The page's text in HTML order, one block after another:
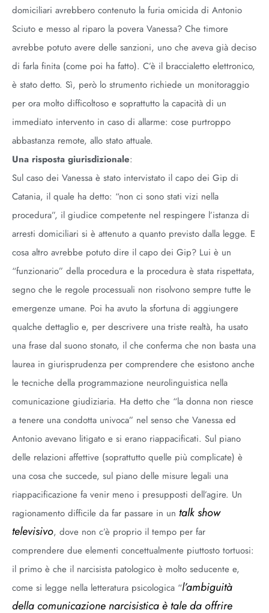
domiciliari avrebbero contenuto la furia omicida di Antonio
Sciuto e messo al riparo la povera Vanessa? Che timore
avrebbe potuto avere delle sanzioni, uno che aveva già deciso
di farla finita (come poi ha fatto). C’è il braccialetto elettronico,
è stato detto. Sì, però lo strumento richiede un monitoraggio
per ora molto difficoltoso e soprattutto la capacità di un
immediato intervento in caso di allarme: cose purtroppo
abbastanza remote, allo stato attuale.
Una risposta giurisdizionale:
Sul caso dei Vanessa è stato intervistato il capo dei Gip di
Catania, il quale ha detto: “non ci sono stati vizi nella
procedura”, il giudice competente nel respingere l’istanza di
arresti domiciliari si è attenuto a quanto previsto dalla legge. E
cosa altro avrebbe potuto dire il capo dei Gip? Lui è un
“funzionario” della procedura e la procedura è stata rispettata,
segno che le regole processuali non risolvono sempre tutte le
emergenze umane. Poi ha avuto la sfortuna di aggiungere
qualche dettaglio e, per descrivere una triste realtà, ha usato
una frase dal suono stonato, il che conferma che non basta una
laurea in giurisprudenza per comprendere che esistono anche
le tecniche della programmazione neurolinguistica nella
comunicazione giudiziaria. Ha detto che “la donna non riesce
a tenere una condotta univoca” nel senso che Vanessa ed
Antonio avevano litigato e si erano riappacificati. Sul piano
delle relazioni affettive (soprattutto quelle più complicate) è
una cosa che succede, sul piano delle misure legali una
riappacificazione fa venir meno i presupposti dell’agire. Un
ragionamento difficile da far passare in un talk show
televisivo, dove non c’è proprio il tempo per far
comprendere due elementi concettualmente piuttosto tortuosi:
il primo è che il narcisista patologico è molto seducente e,
come si legge nella letteratura psicologica “l’ambiguità
della comunicazione narcisistica è tale da offrire